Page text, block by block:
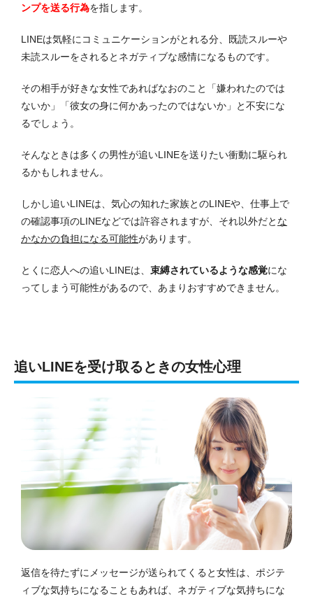
ンプを送る行為を指します。
LINEは気軽にコミュニケーションがとれる分、既読スルーや
未読スルーをされるとネガティブな感情になるものです。
その相手が好きな女性であればなおのこと「嫌われたのでは
ないか」「彼女の身に何かあったのではないか」と不安にな
るでしょう。
そんなときは多くの男性が追いLINEを送りたい衝動に駆られ
るかもしれません。
しかし追いLINEは、気心の知れた家族とのLINEや、仕事上で
の確認事項のLINEなどでは許容されますが、それ以外だと な
かなかの負担になる可能性があります。
とくに恋人への追いLINEは、 束縛されているような感覚にな
ってしまう可能性があるので、あまりおすすめできません。
追いLINEを受け取るときの女性心理
返信を待たずにメッセージが送られてくると女性は、ポジテ
ィブな気持ちになることもあれば、ネガティブな気持ちにな